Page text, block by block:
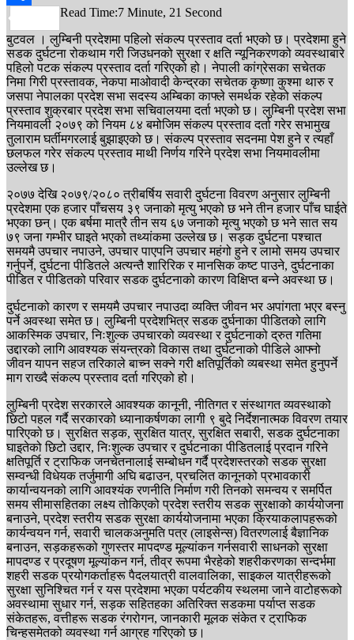
Share
Read Time:7 Minute, 21 Second
बुटवल । लुम्बिनी प्रदेशमा पहिलो संकल्प प्रस्ताव दर्ता भएको छ। प्रदेशमा हुने
सडक दुर्घटना रोकथाम गरी जिउधनको सुरक्षा र क्षति न्यूनिकरणको व्यवस्थाबारे
पहिलो पटक संकल्प प्रस्ताव दर्ता गरिएको हो। नेपाली कांग्रेसका सचेतक
निमा गिरी प्रस्तावक, नेकपा माओवादी केन्द्रका सचेतक कृष्णा कुश्मा थारु र
जसपा नेपालका प्रदेश सभा सदस्य अम्बिका काफ्ले समर्थक रहेको संकल्प
प्रस्ताव शुक्रबार प्रदेश सभा सचिवालयमा दर्ता भएको छ। लुम्बिनी प्रदेश सभा
नियमावली २०७९ को नियम ८४ बमोजिम संकल्प प्रस्ताव दर्ता गरेर सभामुख
तुलाराम घर्तीमगरलाई बुझाइएको छ। संकल्प प्रस्ताव सदनमा पेश हुने र त्यहाँ
छलफल गरेर संकल्प प्रस्ताव माथी निर्णय गरिने प्रदेश सभा नियमावलीमा
उल्लेख छ।
२०७७ देखि २०७९/२०८० त्रीबर्षिय सवारी दुर्घटना विवरण अनुसार लुम्बिनी
प्रदेशमा एक हजार पाँचसय ३९ जनाको मृत्यु भएको छ भने तीन हजार पाँच घाईते
भएका छन्। एक बर्षमा मात्रै तीन सय ६७ जनाको मृत्यु भएको छ भने सात सय
७९ जना गम्भीर घाइते भएको तथ्यांकमा उल्लेख छ। सड़क दुर्घटना पश्चात
समयमै उपचार नपाउने, उपचार पाएपनि उपचार महंगो हुने र लामो समय उपचार
गर्नुपर्ने, दुर्घटना पीडितले अत्यन्तै शारिरिक र मानसिक कष्ट पाउने, दुर्घटनाका
पीडित र पीडितको परिवार सडक दुर्घटनाको कारण विक्षिप्त बन्ने अवस्था छ।
दुर्घटनाको कारण र समयमै उपचार नपाउदा व्यक्ति जीवन भर अपांगता भएर बस्नु
पर्ने अवस्था समेत छ। लुम्बिनी प्रदेशभित्र सडक दुर्घनाका पीडितको लागि
आकस्मिक उपचार, निःशुल्क उपचारको व्यवस्था र दुर्घटनाको द्रुत गतिमा
उद्दारको लागि आवश्यक संयन्त्रको विकास तथा दुर्घटनाको पीडिले आफ्नो
जीवन यापन सहज तरिकाले बाच्न सक्ने गरी क्षतिपूर्तिको व्यबस्था समेत हुनुपर्ने
माग राख्दै संकल्प प्रस्ताव दर्ता गरिएको हो।
लुम्बिनी प्रदेश सरकारले आवश्यक कानूनी, नीतिगत र संस्थागत व्यवस्थाको
छिटो पहल गर्दै सरकारको ध्यानाकर्षणका लागी ९ बुदे निर्देशनात्मक विवरण तयार
पारिएको छ। सुरक्षित सड़क, सुरक्षित यात्र, सुरक्षित सबारी, सडक दुर्घटनाका
घाइतेको छिटो उद्दार, निःशुल्क उपचार र दुर्घटनाका पीडितलाई प्रदान गरिने
क्षतिपूर्ति र ट्राफिक जनचेतनालाई सम्बोधन गर्दै प्रदेशस्तरको सडक सुरक्षा
सम्वन्धी विधेयक तर्जुमागी अघि बढाउन, प्रचलित कानूनको प्रभावकारी
कार्यान्वयनको लागि आवश्यंक रणनीति निर्माण गरी तिनको समन्वय र समर्पित
समय सीमासहितका लक्ष्य तोकिएको प्रदेश स्तरीय सडक सुरक्षाको कार्ययोजना
बनाउने, प्रदेश स्तरीय सडक सुरक्षा कार्ययोजनामा भएका क्रियाकलापहरूको
कार्यन्वयन गर्न, सवारी चालकअनुमति पत्र (लाइसेन्स) वितरणलाई बैज्ञानिक
बनाउन, सड़कहरूको गुणस्तर मापदण्ड मूल्यांकन गर्नसवारी साधनको सुरक्षा
मापदण्ड र प्रदूषण मूल्यांकन गर्न, तीव्र रूपमा भैरहेको शहरीकरणका सन्दर्भमा
शहरी सडक प्रयोगकर्ताहरू पैदलयात्री वालवालिका, साइकल यात्रीहरूको
सुरक्षा सुनिश्चित गर्न र यस प्रदेशमा भएका पर्यटकीय स्थलमा जाने वाटोहरूको
अवस्थामा सुधार गर्न, सड़क सहितहका अतिरिक्त सडकमा पर्याप्त सडक
संकेतहरू, वत्तीहरू सडक रंगरोगन, जानकारी मूलक संकेत र ट्राफिक
चिन्हसमेतको व्यवस्था गर्न आग्रह गरिएको छ।